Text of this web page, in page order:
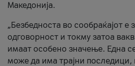
Македонија.
„Безбедноста во сообраќајот е
одговорност и токму затоа
имаат особено значење. Една
може да има трајни последици,